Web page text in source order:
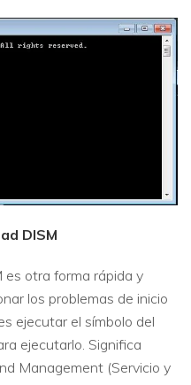
con IA
su nitidez y revive tus
el poder de la IA.
Prueba Online
DISM
es otra forma rápida y
los problemas de inicio
ejecutar el símbolo del
ejecutarlo. Significa
Management (Servicio y